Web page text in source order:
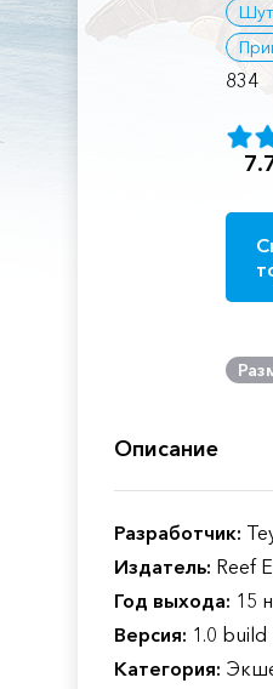
834
Описание
Разработчик:
Издатель: Reef
Год выхода: 15
Версия: 1.0 build
Категория: